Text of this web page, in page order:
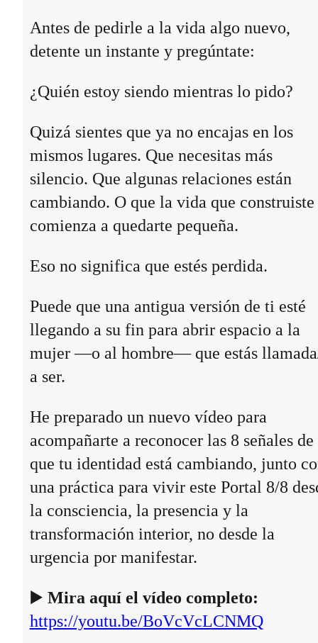
Antes de pedirle a la vida algo nuevo,
detente un instante y pregúntate:
¿Quién estoy siendo mientras lo pido?
Quizá sientes que ya no encajas en los
mismos lugares. Que necesitas más
silencio. Que algunas relaciones están
cambiando. O que la vida que construiste
comienza a quedarte pequeña.
Eso no significa que estés perdida.
Puede que una antigua versión de ti esté
llegando a su fin para abrir espacio a la
mujer —o al hombre— que estás
a ser.
He preparado un nuevo vídeo para
acompañarte a reconocer las 8 señales de
que tu identidad está cambiando, junto
una práctica para vivir este Portal 8/8
la consciencia, la presencia y la
transformación interior, no desde la
urgencia por manifestar.
▶️ Mira aquí el vídeo completo:
https://youtu.be/BoVcVcLCNMQ